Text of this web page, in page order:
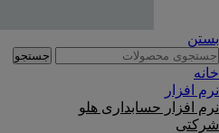
بستن
جستجو
خانه
نرم افزار
نرم افزار حسابداری هلو
شرکتی